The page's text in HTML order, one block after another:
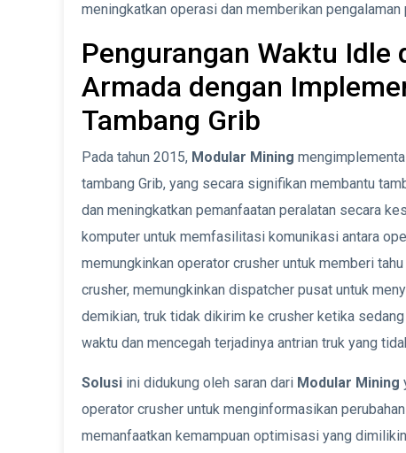
meningkatkan operasi dan memberikan
Pengurangan Waktu
Armada dengan
Tambang Grib
Pada tahun 2015, Modular Mining
tambang Grib, yang secara signifikan membantu
dan meningkatkan pemanfaatan peralatan secara
komputer untuk memfasilitasi komunikasi antara
memungkinkan operator crusher untuk memberi
crusher, memungkinkan dispatcher pusat untuk
demikian, truk tidak dikirim ke crusher ketika
waktu dan mencegah terjadinya antrian truk yang
Solusi ini didukung oleh saran dari Modular Mining
operator crusher untuk menginformasikan
memanfaatkan kemampuan optimisasi yang